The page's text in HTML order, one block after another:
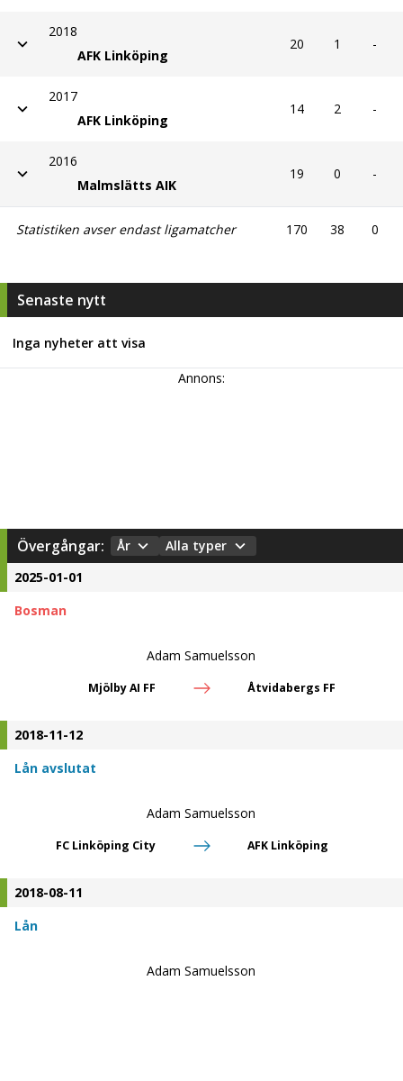
2018
AFK Linköping
20 1 -
2017
AFK Linköping
14 2 -
2016
Malmslätts AIK
19 0 -
Statistiken avser endast ligamatcher 170 38 0
Senaste nytt
Inga nyheter att visa
Annons:
Övergångar: År
Alla typer
2025-01-01
Bosman
Adam Samuelsson
Mjölby AI FF Åtvidabergs FF
2018-11-12
Lån avslutat
Adam Samuelsson
FC Linköping City AFK Linköping
2018-08-11
Lån
Adam Samuelsson